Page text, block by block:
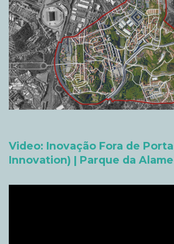
Video: Inovação Fora de
Innovation) | Parque da